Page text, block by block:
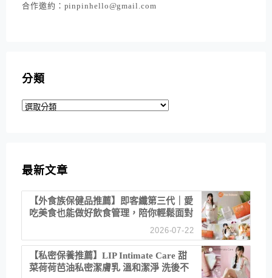
合作邀約：pinpinhello@gmail.com
分類
分
最新文章
【外食族保健品推薦】即客纖第三代｜愛
吃美食也能做好飲食管理，陪你輕鬆面對
2026-07-22
【私密保養推薦】LIP Intimate Care 甜
菜荷荷芭油私密潔膚乳 溫和潔淨 洗後不